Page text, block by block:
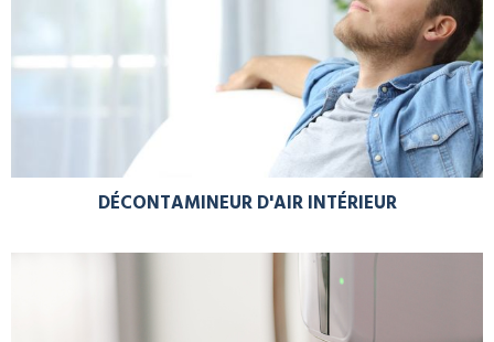
DÉCONTAMINEUR D'AIR INTÉRIEUR